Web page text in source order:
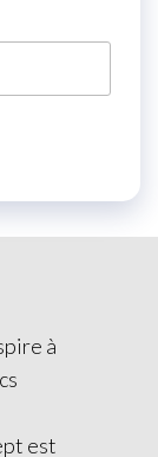
à
est